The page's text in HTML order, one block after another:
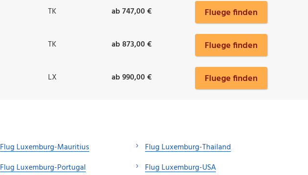
TK ab 747,00 € Fluege finden
TK ab 873,00 € Fluege finden
LX ab 990,00 € Fluege finden
Flug Luxemburg-Mauritius
Flug Luxemburg-Portugal
Flug Luxemburg-Thailand
Flug Luxemburg-USA